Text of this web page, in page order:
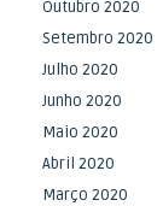
Outubro 2020
Setembro 2020
Julho 2020
Junho 2020
Maio 2020
Abril 2020
Março 2020